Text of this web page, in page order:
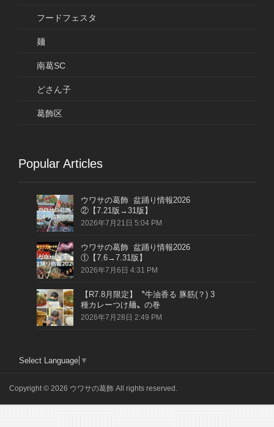
フードフェスタ
麺
南葛SC
どさん子
葛飾区
Popular Articles
ウワサの葛飾 盆踊り情報2026
②【7.21版→31版】
2026年7月21日 5:04 PM
ウワサの葛飾 盆踊り情報2026
①【7.6→7.31版】
2026年7月6日 4:31 PM
【R7.8月限定】〝牛油香る 豚筋(？) 3
種カレーつけ麺〟の巻
2026年7月28日 2:49 PM
Select Language ▼
Copyright © 2026 ウワサの葛飾 All rights reserved.